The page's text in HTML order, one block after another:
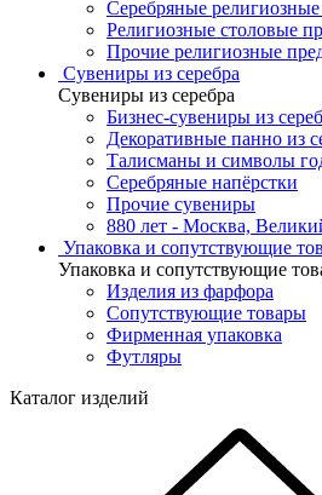
Серебряные
Религиозные столовые
Прочие религиозные
Сувениры из серебра
Сувениры из серебра
Бизнес-сувениры из
Декоративные панно из
Талисманы и символы
Серебряные напёрстки
Прочие сувениры
880 лет - Москва,
Упаковка и сопутствующие
Упаковка и сопутствующие
Изделия из фарфора
Сопутствующие товары
Фирменная упаковка
Футляры
Каталог изделий